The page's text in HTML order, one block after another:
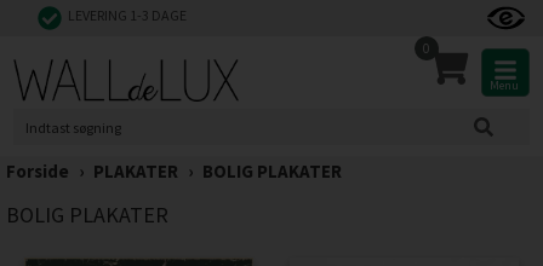
LEVERING 1-3 DAGE
0
Menu
Forside › PLAKATER › BOLIG PLAKATER
BOLIG PLAKATER